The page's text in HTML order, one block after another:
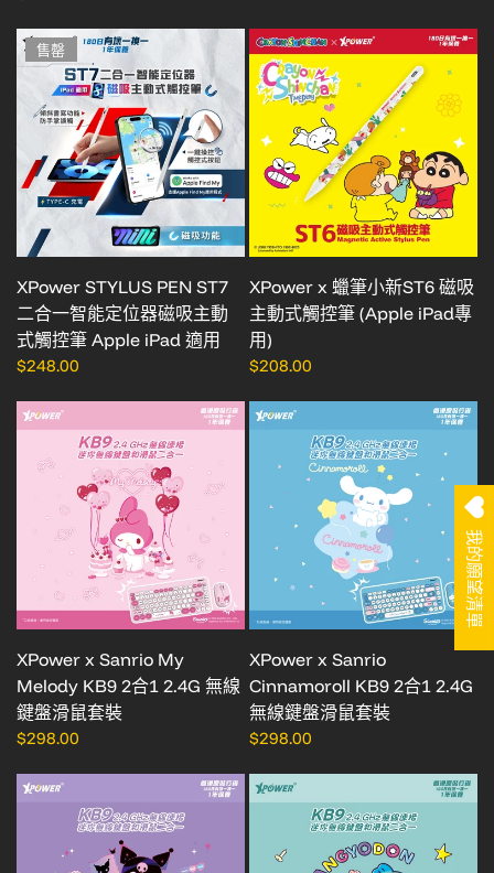
售罄
XPower STYLUS PEN ST7
二合一智能定位器磁吸主動
式觸控筆 Apple iPad 適用
$248.00
XPower x 蠟筆小新ST6 磁吸
主動式觸控筆 (Apple iPad專
用)
$208.00
XPower x Sanrio My
Melody KB9 2合1 2.4G 無線
鍵盤滑鼠套裝
$298.00
XPower x Sanrio
Cinnamoroll KB9 2合1 2.4G
無線鍵盤滑鼠套裝
$298.00
我的願望清單